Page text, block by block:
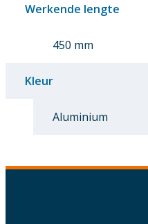
Werkende lengte
450 mm
Kleur
Aluminium